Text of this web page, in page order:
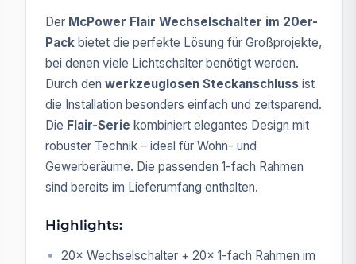
Der McPower Flair Wechselschalter im 20er-
Pack bietet die perfekte Lösung für Großprojekte,
bei denen viele Lichtschalter benötigt werden.
Durch den werkzeuglosen Steckanschluss ist
die Installation besonders einfach und zeitsparend.
Die Flair-Serie kombiniert elegantes Design mit
robuster Technik – ideal für Wohn- und
Gewerberäume. Die passenden 1-fach Rahmen
sind bereits im Lieferumfang enthalten.
Highlights:
20× Wechselschalter + 20× 1-fach Rahmen im